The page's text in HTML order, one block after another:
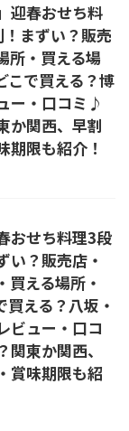
迎春おせち料
まずい？販売
所・買える場
こで買える？博
ー・口コミ♪
か関西、早割
期限も紹介！
おせち料理3段
い？販売店・
買える場所・
える？八坂・
ビュー・口コ
東か関西、
賞味期限も紹